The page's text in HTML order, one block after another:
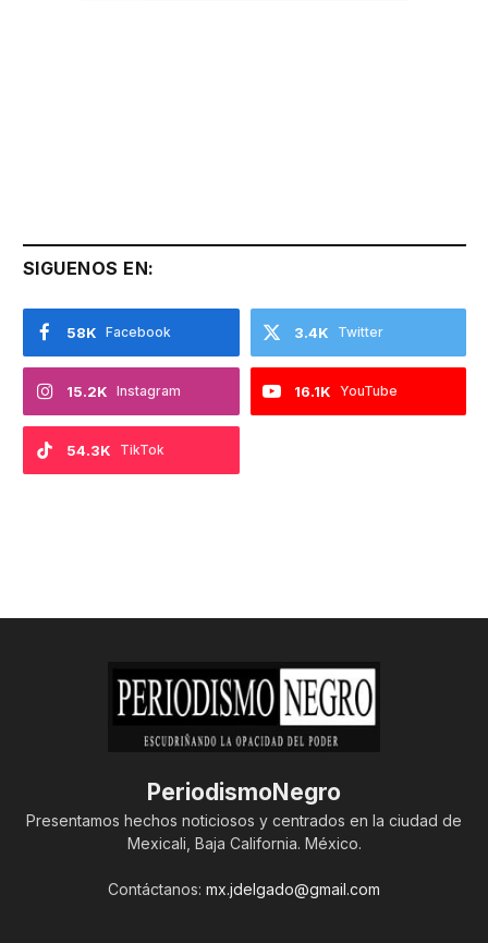
SIGUENOS EN:
Facebook
58K Twitter
3.4K
Instagram
15.2K YouTube
16.1K
TikTok
54.3K
PeriodismoNegro
Presentamos hechos noticiosos y centrados en la ciudad de
Mexicali, Baja California. México.
Contáctanos: mx.jdelgado@gmail.com